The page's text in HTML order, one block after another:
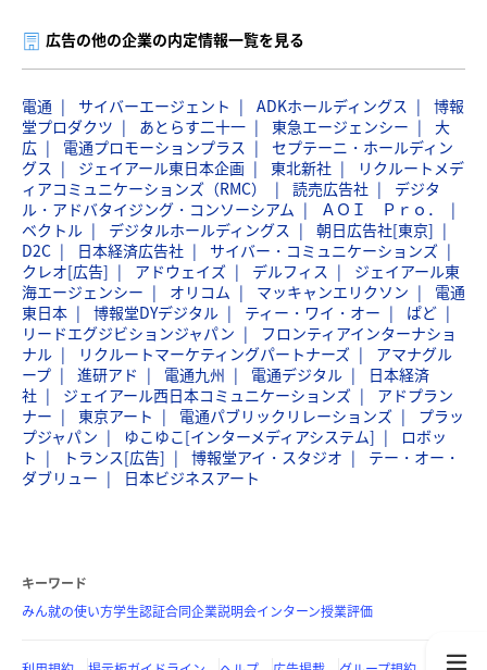
広告の他の企業の内定情報一覧を見る
電通 サイバーエージェント ADKホールディングス
博報
堂プロダクツ
あとらす二十一 東急エージェンシー
大
広
電通プロモーションプラス
セプテーニ・ホールディン
グス
ジェイアール東日本企画 東北新社
リクルートメデ
ィアコミュニケーションズ（RMC）
読売広告社
デジタ
ル・アドバタイジング・コンソーシアム
ＡＯＩ Ｐｒｏ．
ベクトル
デジタルホールディングス
朝日広告社[東京]
D2C
日本経済広告社
サイバー・コミュニケーションズ
クレオ[広告]
アドウェイズ デルフィス
ジェイアール東
海エージェンシー
オリコム マッキャンエリクソン
電通
東日本
博報堂DYデジタル ティー・ワイ・オー
ぱど
リードエグジビションジャパン
フロンティアインターナショ
ナル
リクルートマーケティングパートナーズ
アマナグル
ープ
進研アド 電通九州 電通デジタル
日本経済
社
ジェイアール西日本コミュニケーションズ
アドプラン
ナー
東京アート 電通パブリックリレーションズ
プラッ
プジャパン
ゆこゆこ[インターメディアシステム]
ロボッ
ト
トランス[広告] 博報堂アイ・スタジオ
テー・オー・
ダブリュー
日本ビジネスアート
キーワード
みん就の使い方学生認証合同企業説明会インターン授業評価